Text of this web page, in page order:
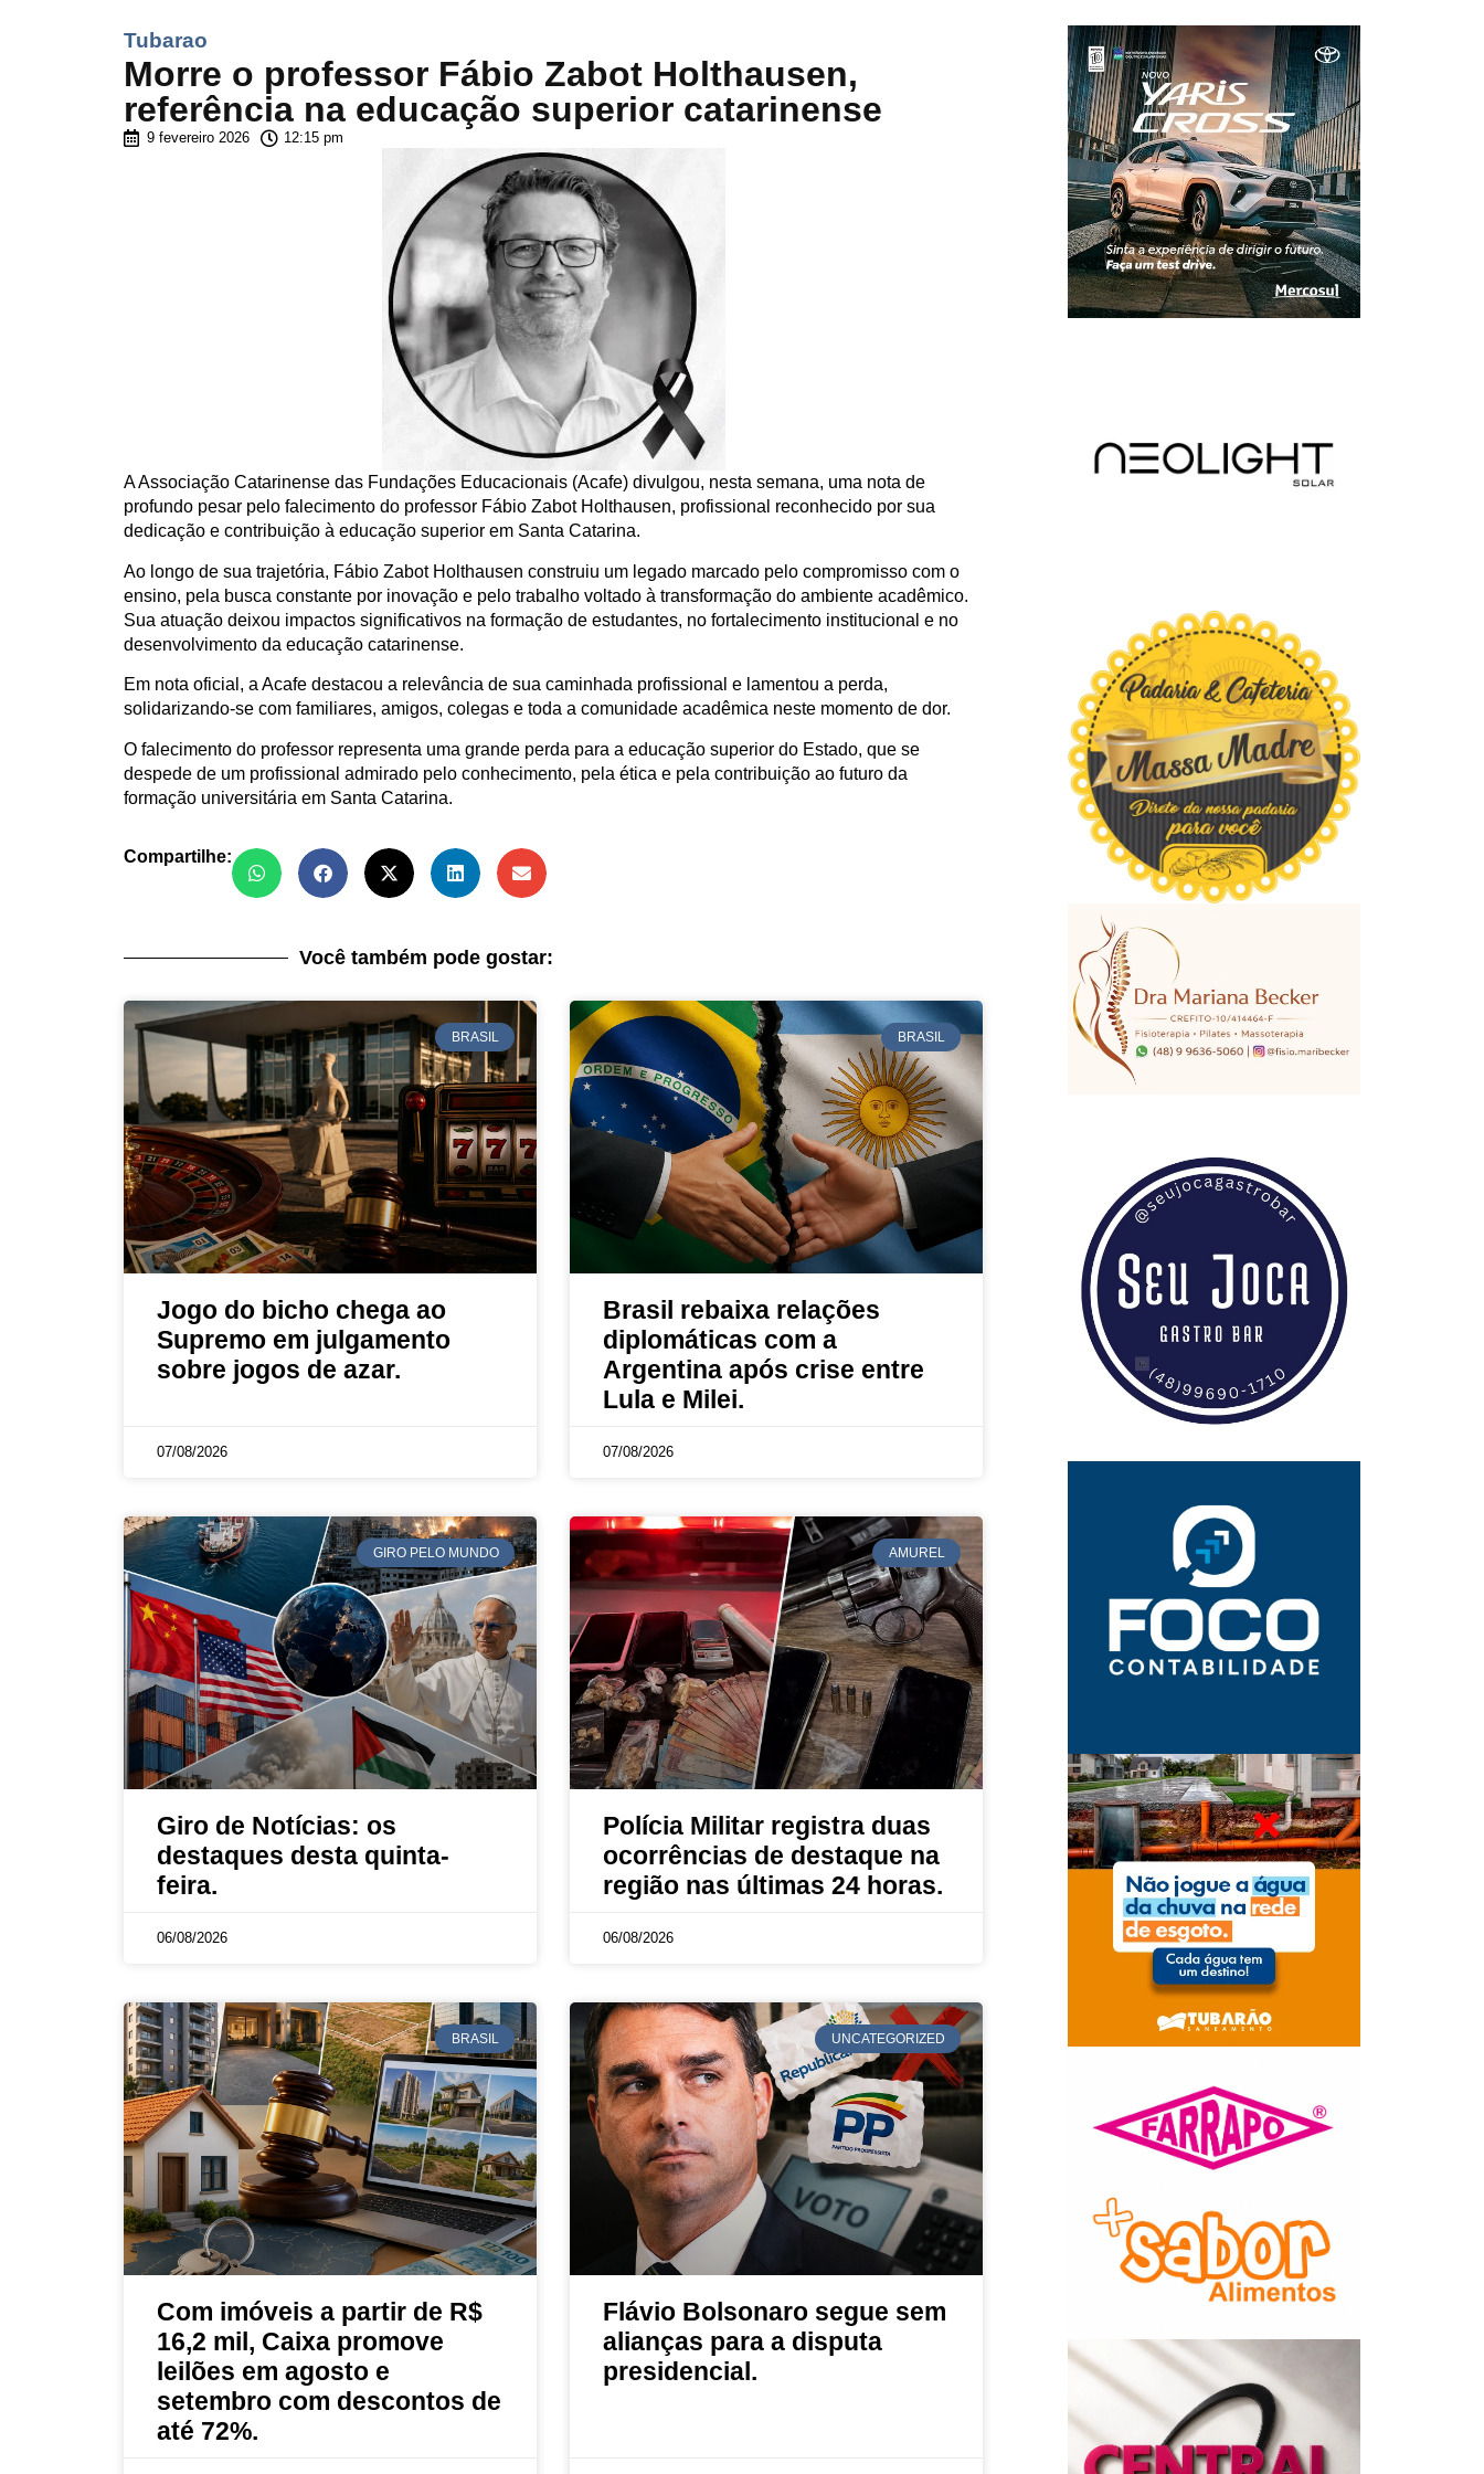
Tubarao
Morre o professor Fábio Zabot Holthausen,
referência na educação superior catarinense
9 fevereiro 2026 12:15 pm
A Associação Catarinense das Fundações Educacionais (Acafe) divulgou, nesta semana, uma nota de
profundo pesar pelo falecimento do professor Fábio Zabot Holthausen, profissional reconhecido por sua
dedicação e contribuição à educação superior em Santa Catarina.
Ao longo de sua trajetória, Fábio Zabot Holthausen construiu um legado marcado pelo compromisso com o
ensino, pela busca constante por inovação e pelo trabalho voltado à transformação do ambiente acadêmico.
Sua atuação deixou impactos significativos na formação de estudantes, no fortalecimento institucional e no
desenvolvimento da educação catarinense.
Em nota oficial, a Acafe destacou a relevância de sua caminhada profissional e lamentou a perda,
solidarizando-se com familiares, amigos, colegas e toda a comunidade acadêmica neste momento de dor.
O falecimento do professor representa uma grande perda para a educação superior do Estado, que se
despede de um profissional admirado pelo conhecimento, pela ética e pela contribuição ao futuro da
formação universitária em Santa Catarina.
Compartilhe:
Você também pode gostar:
BRASIL
Jogo do bicho chega ao
Supremo em julgamento
sobre jogos de azar.
07/08/2026
BRASIL
Brasil rebaixa relações
diplomáticas com a
Argentina após crise entre
Lula e Milei.
07/08/2026
GIRO PELO MUNDO
Giro de Notícias: os
destaques desta quinta-
feira.
06/08/2026
AMUREL
Polícia Militar registra duas
ocorrências de destaque na
região nas últimas 24 horas.
06/08/2026
BRASIL
Com imóveis a partir de R$
16,2 mil, Caixa promove
leilões em agosto e
setembro com descontos de
até 72%.
UNCATEGORIZED
Flávio Bolsonaro segue sem
alianças para a disputa
presidencial.